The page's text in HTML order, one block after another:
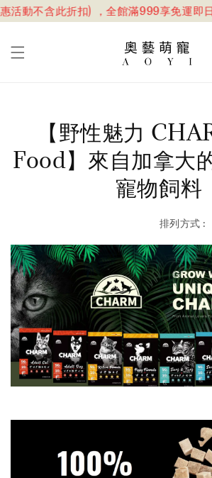
動不含此折扣) ，全館滿999享免運即
【野性魅力
Food】來自加拿大
寵物飼料
排列方式 :